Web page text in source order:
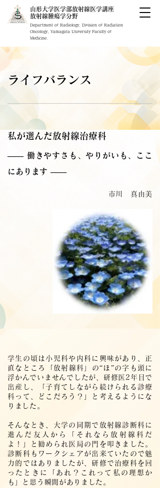
山形大学医学部放射線医学講座
​放射線腫瘍学分野
Department of Radiology, Division of Radiation
Oncology, Yamagata University Faculty of
Medicine.
ライフバランス
私が選んだ放射線治療科
―― 働きやすさも、やりがいも、ここ
にあります ――
市川 真由美
学生の頃は小児科や内科に興味があり、正
直なところ「放射線科」の“ほ”の字も頭に
浮かんでいませんでしたが、研修医2年目で
出産し、「子育てしながら続けられる診療
科って、どこだろう？」と考えるようにな
りました。
そんなとき、大学の同期で放射線診断科に
進んだ友人から「それなら放射線科だ
よ！」と勧められ医局の門を叩きました。
診断科もワークシェアが出来ていたので魅
力的ではありましたが、研修で治療科を回
ったときに「あれ？これって私の理想か
も」と思う瞬間がありました。